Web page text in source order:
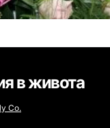
в живота
Co.